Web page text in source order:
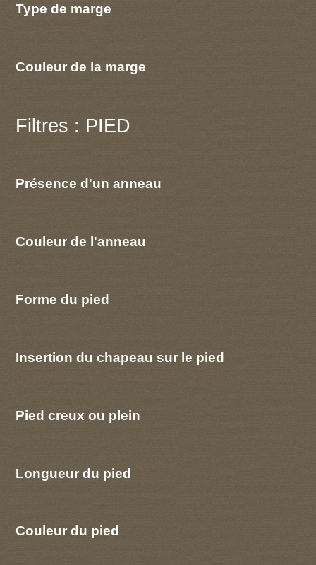
Type de marge
Couleur de la marge
Filtres : PIED
Présence d'un anneau
Couleur de l'anneau
Forme du pied
Insertion du chapeau sur le pied
Pied creux ou plein
Longueur du pied
Couleur du pied